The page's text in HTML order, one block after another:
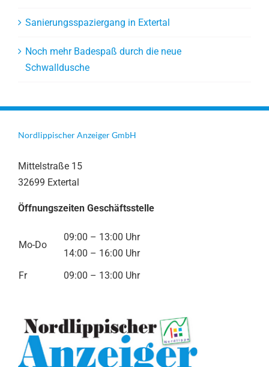
Sanierungsspaziergang in Extertal
Noch mehr Badespaß durch die neue
Schwalldusche
Nordlippischer Anzeiger GmbH
Mittelstraße 15
32699 Extertal
Öffnungszeiten Geschäftsstelle
Mo-Do
09:00 – 13:00 Uhr
14:00 – 16:00 Uhr
Fr
09:00 – 13:00 Uhr